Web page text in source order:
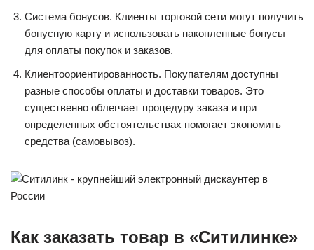
Система бонусов. Клиенты торговой сети могут получить
бонусную карту и использовать накопленные бонусы
для оплаты покупок и заказов.
Клиентоориентированность. Покупателям доступны
разные способы оплаты и доставки товаров. Это
существенно облегчает процедуру заказа и при
определенных обстоятельствах помогает экономить
средства (самовывоз).
Как заказать товар в «Ситилинке»